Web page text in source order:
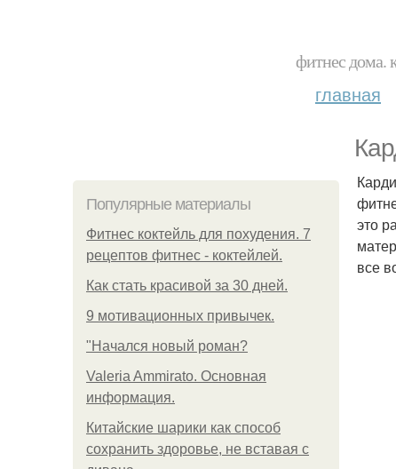
фитнес дома.
главная
Популярные материалы
Фитнес коктейль для похудения. 7
рецептов фитнес - коктейлей.
Как стать красивой за 30 дней.
9 мотивационных привычек.
"Начался новый роман?
Valeria Ammirato. Основная
информация.
Китайские шарики как способ
сохранить здоровье, не вставая с
это
все